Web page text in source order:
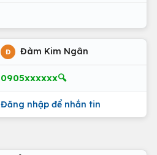
Đ Đàm Kim Ngân
0905xxxxxx🔍
Đăng nhập để nhắn tin